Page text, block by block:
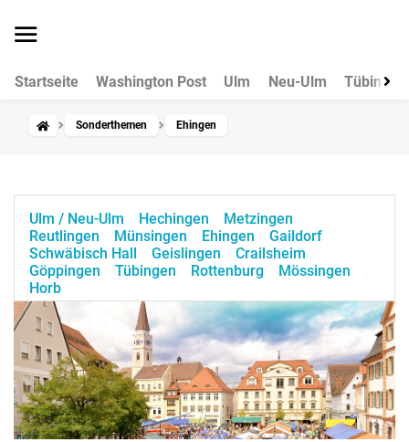
Startseite Washington Post Ulm Neu-Ulm Tübingen
Sonderthemen Ehingen
Ulm / Neu-Ulm Hechingen
Metzingen
Reutlingen
Münsingen Ehingen
Gaildorf
Schwäbisch Hall
Geislingen
Crailsheim
Göppingen
Tübingen Rottenburg
Mössingen
Horb